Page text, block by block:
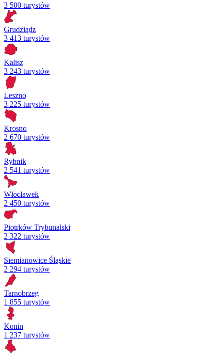
3 500 turystów
Grudziądz
3 413 turystów
Kalisz
3 243 turystów
Leszno
3 225 turystów
Krosno
2 670 turystów
Rybnik
2 541 turystów
Włocławek
2 450 turystów
Piotrków Trybunalski
2 322 turystów
Siemianowice Śląskie
2 294 turystów
Tarnobrzeg
1 855 turystów
Konin
1 237 turystów